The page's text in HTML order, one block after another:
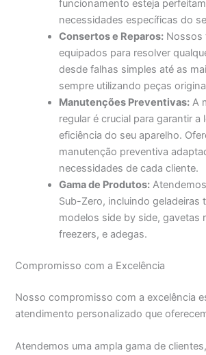
funcionamento esteja
necessidades específicas do
Consertos e Reparos: Nossos
equipados para resolver
desde falhas simples até as
sempre utilizando peças
Manutenções Preventivas: A
regular é crucial para garantir a
eficiência do seu aparelho.
manutenção preventiva
necessidades de cada cliente.
Gama de Produtos:
Sub-Zero, incluindo geladeiras
modelos side by side, gavetas
freezers, e adegas.
Compromisso com a Excelência
Nosso compromisso com a excelência
atendimento personalizado que
Atendemos uma ampla gama de